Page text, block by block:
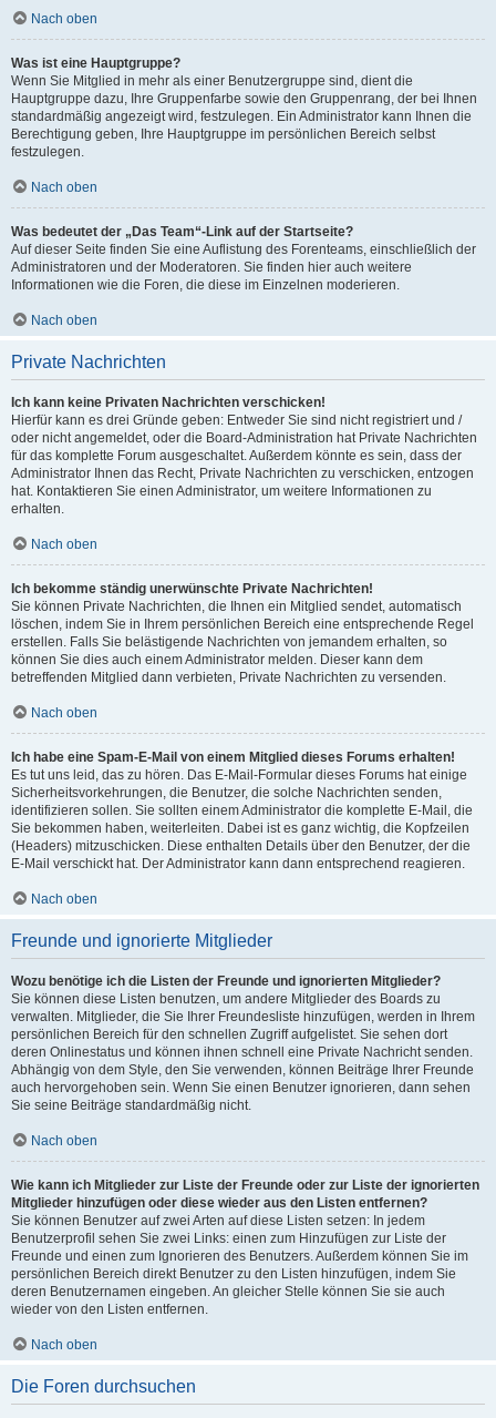
Nach oben
Was ist eine Hauptgruppe?
Wenn Sie Mitglied in mehr als einer Benutzergruppe sind, dient die
Hauptgruppe dazu, Ihre Gruppenfarbe sowie den Gruppenrang, der bei Ihnen
standardmäßig angezeigt wird, festzulegen. Ein Administrator kann Ihnen die
Berechtigung geben, Ihre Hauptgruppe im persönlichen Bereich selbst
festzulegen.
Nach oben
Was bedeutet der „Das Team“-Link auf der Startseite?
Auf dieser Seite finden Sie eine Auflistung des Forenteams, einschließlich der
Administratoren und der Moderatoren. Sie finden hier auch weitere
Informationen wie die Foren, die diese im Einzelnen moderieren.
Nach oben
Private Nachrichten
Ich kann keine Privaten Nachrichten verschicken!
Hierfür kann es drei Gründe geben: Entweder Sie sind nicht registriert und /
oder nicht angemeldet, oder die Board-Administration hat Private Nachrichten
für das komplette Forum ausgeschaltet. Außerdem könnte es sein, dass der
Administrator Ihnen das Recht, Private Nachrichten zu verschicken, entzogen
hat. Kontaktieren Sie einen Administrator, um weitere Informationen zu
erhalten.
Nach oben
Ich bekomme ständig unerwünschte Private Nachrichten!
Sie können Private Nachrichten, die Ihnen ein Mitglied sendet, automatisch
löschen, indem Sie in Ihrem persönlichen Bereich eine entsprechende Regel
erstellen. Falls Sie belästigende Nachrichten von jemandem erhalten, so
können Sie dies auch einem Administrator melden. Dieser kann dem
betreffenden Mitglied dann verbieten, Private Nachrichten zu versenden.
Nach oben
Ich habe eine Spam-E-Mail von einem Mitglied dieses Forums erhalten!
Es tut uns leid, das zu hören. Das E-Mail-Formular dieses Forums hat einige
Sicherheitsvorkehrungen, die Benutzer, die solche Nachrichten senden,
identifizieren sollen. Sie sollten einem Administrator die komplette E-Mail, die
Sie bekommen haben, weiterleiten. Dabei ist es ganz wichtig, die Kopfzeilen
(Headers) mitzuschicken. Diese enthalten Details über den Benutzer, der die
E-Mail verschickt hat. Der Administrator kann dann entsprechend reagieren.
Nach oben
Freunde und ignorierte Mitglieder
Wozu benötige ich die Listen der Freunde und ignorierten Mitglieder?
Sie können diese Listen benutzen, um andere Mitglieder des Boards zu
verwalten. Mitglieder, die Sie Ihrer Freundesliste hinzufügen, werden in Ihrem
persönlichen Bereich für den schnellen Zugriff aufgelistet. Sie sehen dort
deren Onlinestatus und können ihnen schnell eine Private Nachricht senden.
Abhängig von dem Style, den Sie verwenden, können Beiträge Ihrer Freunde
auch hervorgehoben sein. Wenn Sie einen Benutzer ignorieren, dann sehen
Sie seine Beiträge standardmäßig nicht.
Nach oben
Wie kann ich Mitglieder zur Liste der Freunde oder zur Liste der ignorierten
Mitglieder hinzufügen oder diese wieder aus den Listen entfernen?
Sie können Benutzer auf zwei Arten auf diese Listen setzen: In jedem
Benutzerprofil sehen Sie zwei Links: einen zum Hinzufügen zur Liste der
Freunde und einen zum Ignorieren des Benutzers. Außerdem können Sie im
persönlichen Bereich direkt Benutzer zu den Listen hinzufügen, indem Sie
deren Benutzernamen eingeben. An gleicher Stelle können Sie sie auch
wieder von den Listen entfernen.
Nach oben
Die Foren durchsuchen